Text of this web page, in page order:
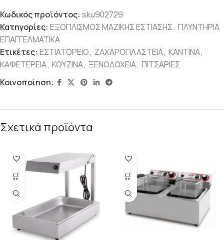
Κωδικός προϊόντος: sku902729
Κατηγορίες: ΕΞΟΠΛΙΣΜΟΣ ΜΑΖΙΚΗΣ ΕΣΤΙΑΣΗΣ, ΠΛΥΝΤΗΡΙΑ
ΕΠΑΓΓΕΛΜΑΤΙΚΑ
Ετικέτες: ΕΣΤΙΑΤΟΡΕΙΟ, ΖΑΧΑΡΟΠΛΑΣΤΕΙΑ, ΚΑΝΤΙΝΑ,
ΚΑΦΕΤΕΡΕΙΑ, ΚΟΥΖΙΝΑ, ΞΕΝΟΔΟΧΕΙΑ, ΠΙΤΣΑΡΙΕΣ
Κοινοποίηση:
Σχετικά προϊόντα